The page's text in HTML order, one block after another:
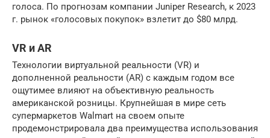
голоса. По прогнозам компании Juniper Research, к 2023
г. рынок «голосовых покупок» взлетит до $80 млрд.
VR и AR
Технологии виртуальной реальности (VR) и
дополненной реальности (AR) с каждым годом все
ощутимее влияют на объективную реальность
американской розницы. Крупнейшая в мире сеть
супермаркетов Walmart на своем опыте
продемонстрировала два преимущества использования